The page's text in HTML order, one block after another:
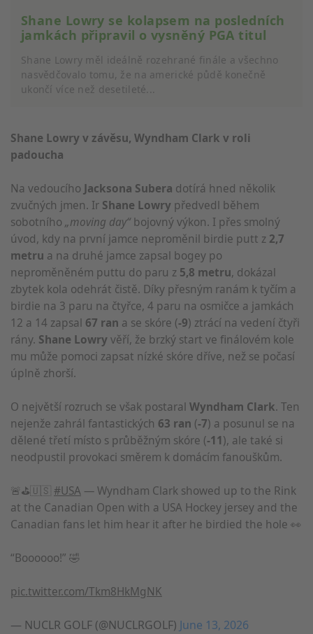
Shane Lowry se kolapsem na posledních
jamkách připravil o vysněný PGA titul
Shane Lowry měl ideálně rozehrané finále a všechno
nasvědčovalo tomu, že na americké půdě konečně
ukončí více než desetileté...
Shane Lowry v závěsu, Wyndham Clark v roli
padoucha
Na vedoucího Jacksona Subera dotírá hned několik
zvučných jmen. Ir Shane Lowry předvedl během
sobotního „moving day“bojovný výkon. I přes smolný
úvod, kdy na první jamce neproměnil birdie putt z 2,7
metru a na druhé jamce zapsal bogey po
neproměněném puttu do paru z 5,8 metru, dokázal
zbytek kola odehrát čistě. Díky přesným ranám k tyčím a
birdie na 3 paru na čtyřce, 4 paru na osmičce a jamkách
12 a 14 zapsal 67 ran a se skóre (-9) ztrácí na vedení čtyři
rány. Shane Lowryvěří, že brzký start ve finálovém kole
mu může pomoci zapsat nízké skóre dříve, než se počasí
úplně zhorší.
O největší rozruch se však postaral Wyndham Clark. Ten
nejenže zahrál fantastických 63 ran (-7) a posunul se na
dělené třetí místo s průběžným skóre (-11), ale také si
neodpustil provokaci směrem k domácím fanouškům.
🚨⛳️🇺🇸 #USA — Wyndham Clark showed up to the Rink
at the Canadian Open with a USA Hockey jersey and the
Canadian fans let him hear it after he birdied the hole 👀
“Boooooo!” 🤣
pic.twitter.com/Tkm8HkMgNK
— NUCLR GOLF (@NUCLRGOLF) June 13, 2026